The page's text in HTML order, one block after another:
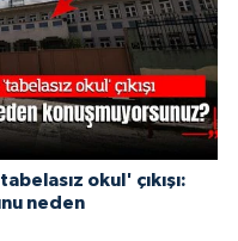
okul' çıkışı:
neden